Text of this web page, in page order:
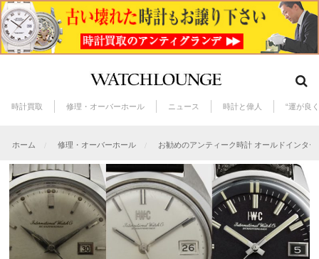
時計買取 修理・オーバーホール ニュース 時計と偉人 “運が良
ホーム 修理・オーバーホール お勧めのアンティーク時計 オールドインタ